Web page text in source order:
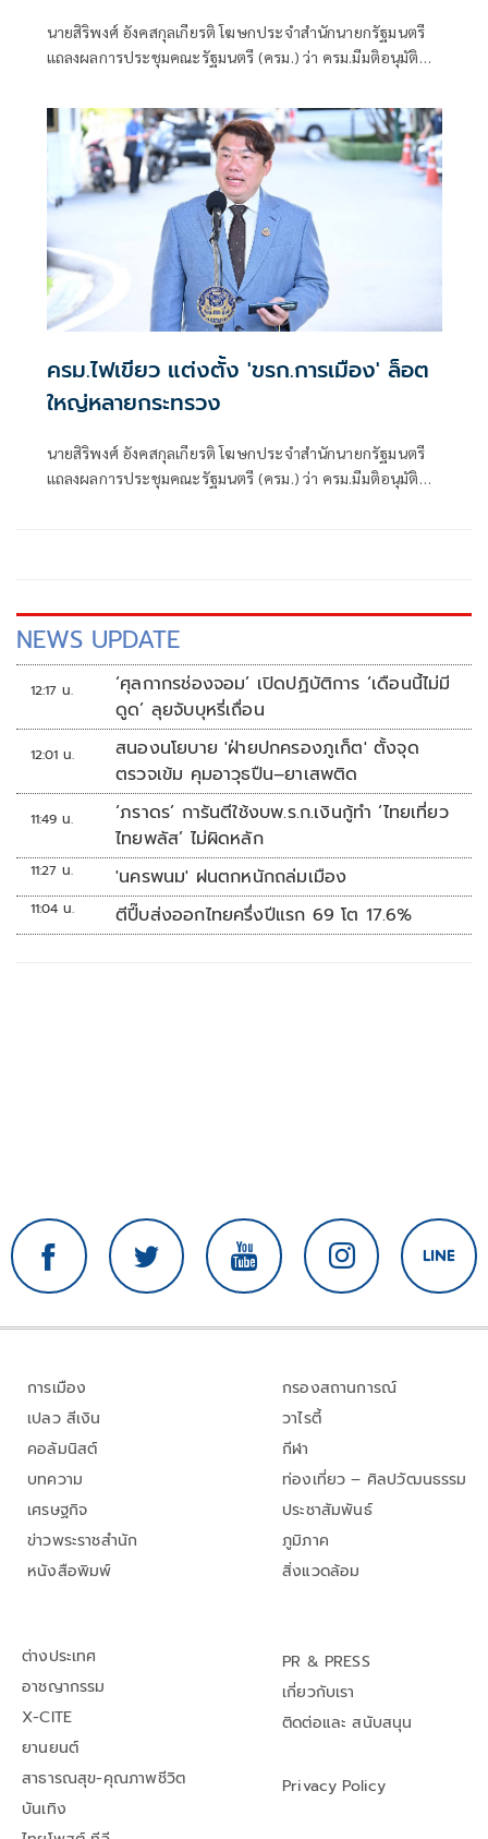
นายสิริพงศ์ อังคสกุลเกียรติ โฆษกประจำสำนักนายกรัฐมนตรี
แถลงผลการประชุมคณะรัฐมนตรี (ครม.) ว่า ครม.มีมติอนุมัติ
ครม.ไฟเขียว แต่งตั้ง 'ขรก.การเมือง' ล็อต
ใหญ่หลายกระทรวง
นายสิริพงศ์ อังคสกุลเกียรติ โฆษกประจำสำนักนายกรัฐมนตรี
แถลงผลการประชุมคณะรัฐมนตรี (ครม.) ว่า ครม.มีมติอนุมัติ
NEWS UPDATE
12:17 น.
‘ศุลกากรช่องจอม’ เปิดปฏิบัติการ ‘เดือนนี้ไม่มี
ดูด’ ลุยจับบุหรี่เถื่อน
12:01 น.
สนองนโยบาย 'ฝ่ายปกครองภูเก็ต' ตั้งจุด
ตรวจเข้ม คุมอาวุธปืน–ยาเสพติด
11:49 น.
‘ภราดร’ การันตีใช้งบพ.ร.ก.เงินกู้ทำ ‘ไทยเที่ยว
ไทยพลัส’ ไม่ผิดหลัก
11:27 น. 'นครพนม' ฝนตกหนักถล่มเมือง
11:04 น. ตีปี๊บส่งออกไทยครึ่งปีแรก 69 โต 17.6%
การเมือง
เปลว สีเงิน
คอลัมนิสต์
บทความ
เศรษฐกิจ
ข่าวพระราชสำนัก
หนังสือพิมพ์
กรองสถานการณ์
วาไรตี้
กีฬา
ท่องเที่ยว – ศิลปวัฒนธรรม
ประชาสัมพันธ์
ภูมิภาค
สิ่งแวดล้อม
ต่างประเทศ
อาชญากรรม
X-CITE
ยานยนต์
สาธารณสุข-คุณภาพชีวิต
บันเทิง
PR & PRESS
เกี่ยวกับเรา
ติดต่อและ สนับสนุน
Privacy Policy